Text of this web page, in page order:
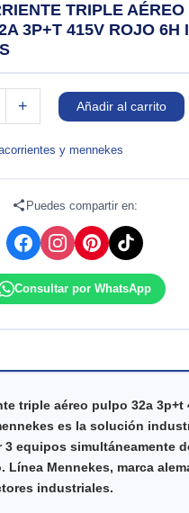
TRIPLE AÉREO
3P+T 415V ROJO 6H
+ Añadir al carrito
y mennekes
Puedes compartir en:
Consultar por WhatsApp
triple aéreo pulpo 32a 3p+t
es la solución
3 equipos simultáneamente
Línea Mennekes, marca
industriales.